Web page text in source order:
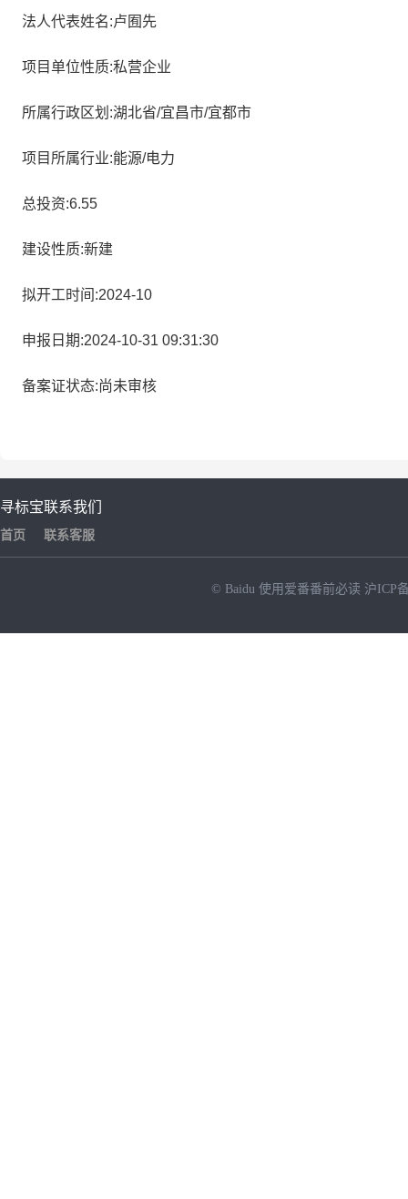
法人代表姓名:卢囿先
项目单位性质:私营企业
所属行政区划:湖北省/宜昌市/宜都市
项目所属行业:能源/电力
总投资:6.55
建设性质:新建
拟开工时间:2024-10
申报日期:2024-10-31 09:31:30
备案证状态:尚未审核
寻标宝
首页
联系我们
联系客服
© Baidu 使用爱番番前必读 沪ICP